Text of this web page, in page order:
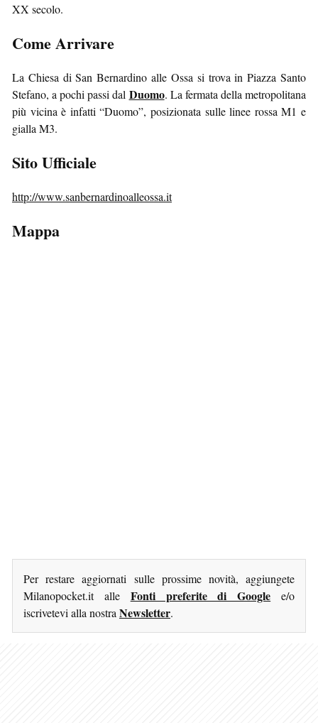
XX secolo.
Come Arrivare
La Chiesa di San Bernardino alle Ossa si trova in Piazza Santo
Stefano, a pochi passi dal Duomo. La fermata della metropolitana
più vicina è infatti “Duomo”, posizionata sulle linee rossa M1 e
gialla M3.
Sito Ufficiale
http://www.sanbernardinoalleossa.it
Mappa
Per restare aggiornati sulle prossime novità, aggiungete
Milanopocket.it alle Fonti preferite di Google e/o
iscrivetevi alla nostra Newsletter.